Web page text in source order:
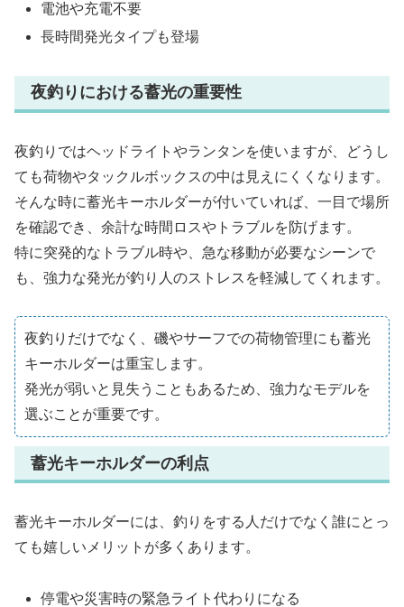
電池や充電不要
長時間発光タイプも登場
夜釣りにおける蓄光の重要性
夜釣りではヘッドライトやランタンを使いますが、どうし
ても荷物やタックルボックスの中は見えにくくなります。
そんな時に蓄光キーホルダーが付いていれば、一目で場所
を確認でき、余計な時間ロスやトラブルを防げます。
特に突発的なトラブル時や、急な移動が必要なシーンで
も、強力な発光が釣り人のストレスを軽減してくれます。
夜釣りだけでなく、磯やサーフでの荷物管理にも蓄光
キーホルダーは重宝します。
発光が弱いと見失うこともあるため、強力なモデルを
選ぶことが重要です。
蓄光キーホルダーの利点
蓄光キーホルダーには、釣りをする人だけでなく誰にとっ
ても嬉しいメリットが多くあります。
停電や災害時の緊急ライト代わりになる